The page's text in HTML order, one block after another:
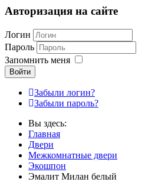
Авторизация на сайте
Логин
Пароль
Запомнить меня
Войти
Забыли логин?
Забыли пароль?
Вы здесь:
Главная
Двери
Межкомнатные двери
Экошпон
Эмалит Милан белый